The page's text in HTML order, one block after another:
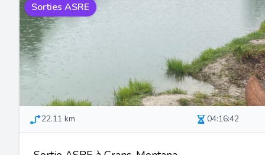
Sorties ASRE
22.11 km 04:16:42